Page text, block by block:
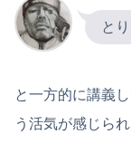
と
と一方的に講義
う活気が感じられ